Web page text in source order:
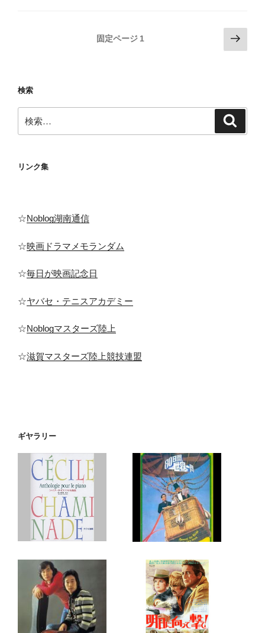
ペ
ジ
送
固定ページ 1
次
の
検索
索:
リンク集
☆Noblog湖南通信
☆映画ドラマメモランダム
☆毎日が映画記念日
☆ヤバセ・テニスアカデミー
☆Noblogマスターズ陸上
☆滋賀マスターズ陸上競技連盟
ギヤラリー